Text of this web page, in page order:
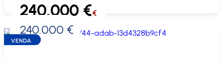
0 €
240.000 €€
240.000 €
VENDA